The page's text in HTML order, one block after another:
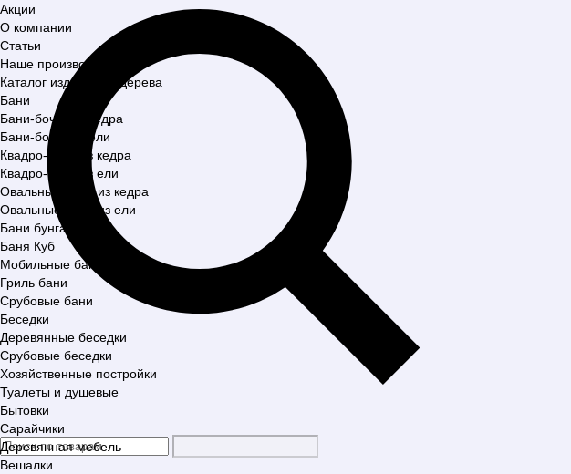
Акции
О компании
Статьи
Наше производство
Каталог изделий из дерева
Бани
Бани-бочки из кедра
Бани-бочки из ели
Квадро-бани из кедра
Квадро-бани из ели
Овальные бани из кедра
Овальные бани из ели
Бани бунгало
Баня Куб
Мобильные бани
Гриль бани
Срубовые бани
Беседки
Деревянные беседки
Срубовые беседки
Хозяйственные постройки
Туалеты и душевые
Бытовки
Сарайчики
Деревянная мебель
Вешалки